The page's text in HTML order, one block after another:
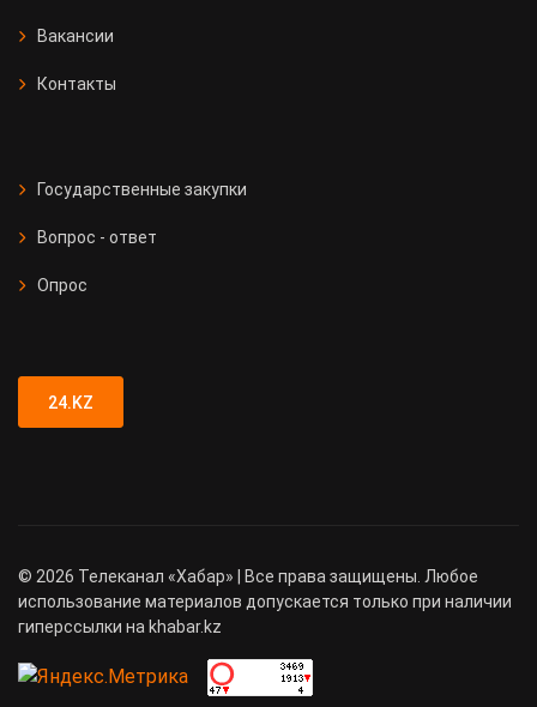
Вакансии
Контакты
Государственные закупки
Вопрос - ответ
Опрос
24.KZ
© 2026 Телеканал «Хабар» | Все права защищены. Любое
использование материалов допускается только при наличии
гиперссылки на khabar.kz